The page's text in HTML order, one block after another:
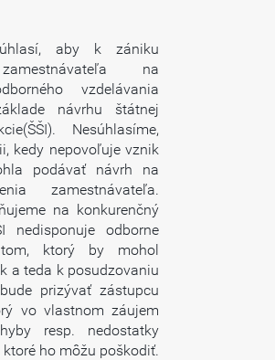
aby k zániku
na
vzdelávania
návrhu štátnej
Nesúhlasíme,
kedy nepovoľuje vznik
podávať návrh na
zamestnávateľa.
na konkurenčný
nedisponuje odborne
ktorý by mohol
a teda k posudzovaniu
prizývať zástupcu
vo vlastnom záujem
resp. nedostatky
ho môžu poškodiť.